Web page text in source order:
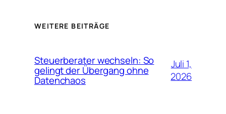
WEITERE BEITRÄGE
Steuerberater wechseln: So
gelingt der Übergang ohne
Datenchaos
Juli 1,
2026